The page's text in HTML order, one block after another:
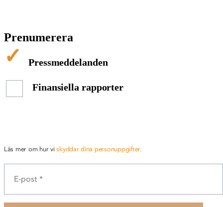
Prenumerera
Pressmeddelanden
Finansiella rapporter
Läs mer om hur viskyddar dina personuppgifter.